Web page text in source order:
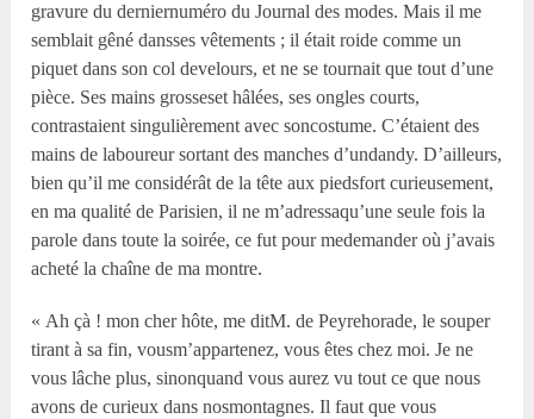
gravure du derniernuméro du Journal des modes. Mais il me
semblait gêné dansses vêtements ; il était roide comme un
piquet dans son col develours, et ne se tournait que tout d’une
pièce. Ses mains grosseset hâlées, ses ongles courts,
contrastaient singulièrement avec soncostume. C’étaient des
mains de laboureur sortant des manches d’undandy. D’ailleurs,
bien qu’il me considérât de la tête aux piedsfort curieusement,
en ma qualité de Parisien, il ne m’adressaqu’une seule fois la
parole dans toute la soirée, ce fut pour medemander où j’avais
acheté la chaîne de ma montre.
« Ah çà ! mon cher hôte, me ditM. de Peyrehorade, le souper
tirant à sa fin, vousm’appartenez, vous êtes chez moi. Je ne
vous lâche plus, sinonquand vous aurez vu tout ce que nous
avons de curieux dans nosmontagnes. Il faut que vous